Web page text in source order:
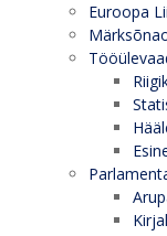
Euroopa